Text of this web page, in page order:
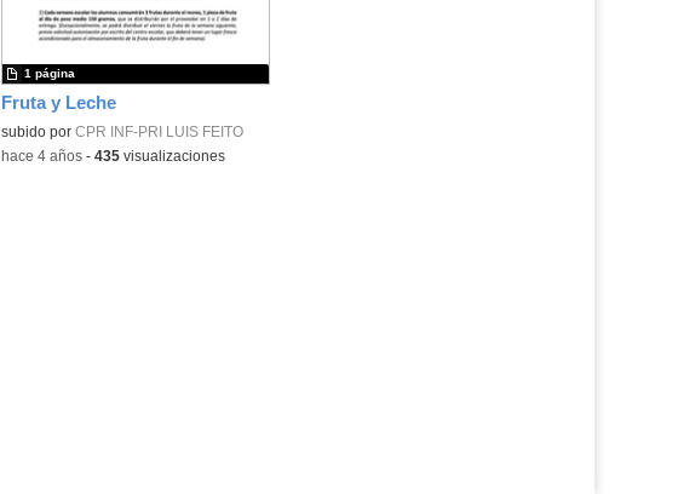
Fruta y Leche
subido por CPR INF-PRI LUIS FEITO
1 página
-hace 4 años- 435visualizaciones